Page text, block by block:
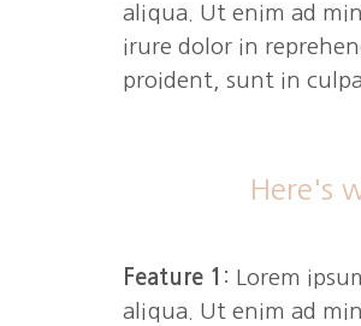
aliqua. Ut enim ad
irure dolor in
proident, sunt in
Here's
Feature 1 : Lorem
aliqua. Ut enim ad